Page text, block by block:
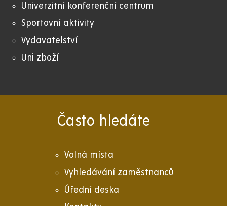
Univerzitní konferenční centrum
Sportovní aktivity
Vydavatelství
Uni zboží
Často hledáte
Volná místa
Vyhledávání zaměstnanců
Úřední deska